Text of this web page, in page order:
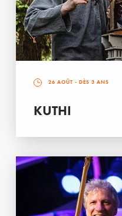
26 AOÛT - DÈS 3 ANS
KUTHI